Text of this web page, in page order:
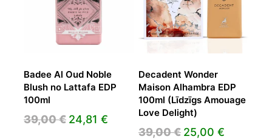
Badee Al Oud Noble
Blush no Lattafa EDP
100ml
39,00€ Original
24,81 € Current
Decadent Wonder
Maison Alhambra EDP
100ml (Līdzīgs Amouage
Love Delight)
39,00€ Original
25,00 €